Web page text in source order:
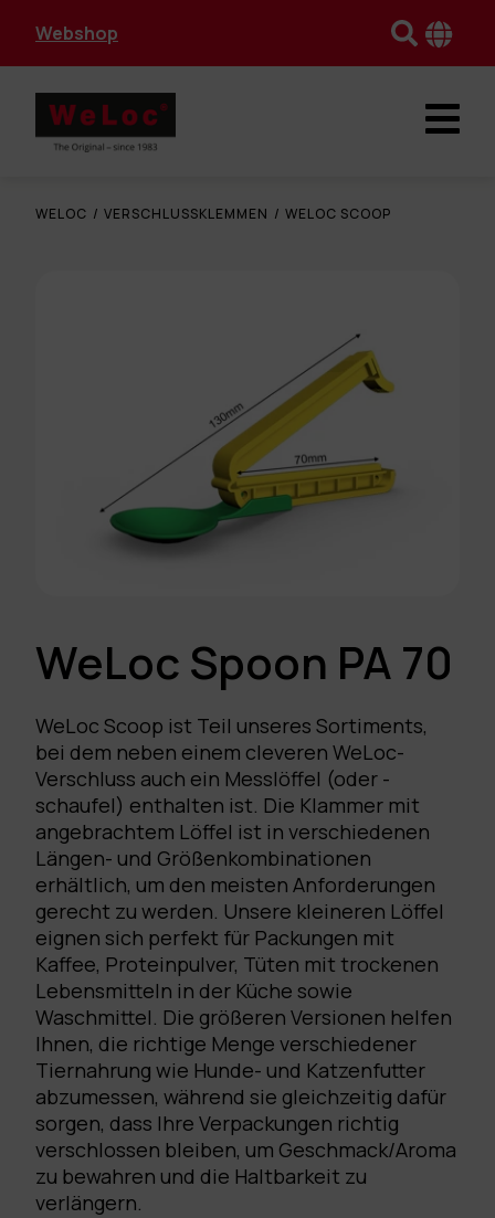
Webshop
WELOC / VERSCHLUSSKLEMMEN / WELOC SCOOP
WeLoc Spoon PA 70
WeLoc Scoop ist Teil unseres Sortiments,
bei dem neben einem cleveren WeLoc-
Verschluss auch ein Messlöffel (oder -
schaufel) enthalten ist. Die Klammer mit
angebrachtem Löffel ist in verschiedenen
Längen- und Größenkombinationen
erhältlich, um den meisten Anforderungen
gerecht zu werden. Unsere kleineren Löffel
eignen sich perfekt für Packungen mit
Kaffee, Proteinpulver, Tüten mit trockenen
Lebensmitteln in der Küche sowie
Waschmittel. Die größeren Versionen helfen
Ihnen, die richtige Menge verschiedener
Tiernahrung wie Hunde- und Katzenfutter
abzumessen, während sie gleichzeitig dafür
sorgen, dass Ihre Verpackungen richtig
verschlossen bleiben, um Geschmack/Aroma
zu bewahren und die Haltbarkeit zu
verlängern.